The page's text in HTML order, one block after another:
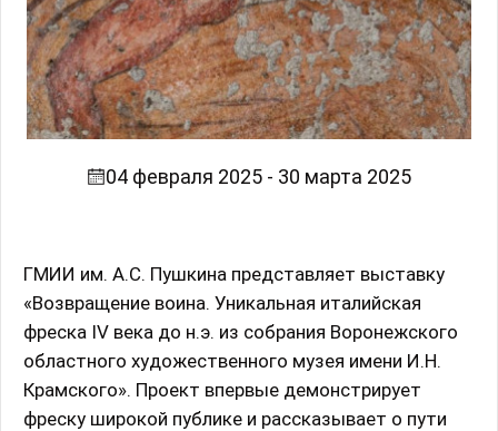
04 февраля 2025 - 30 марта 2025
ГМИИ им. А.С. Пушкина представляет выставку
«Возвращение воина. Уникальная италийская
фреска IV века до н.э. из собрания Воронежского
областного художественного музея имени И.Н.
Крамского». Проект впервые демонстрирует
фреску широкой публике и рассказывает о пути